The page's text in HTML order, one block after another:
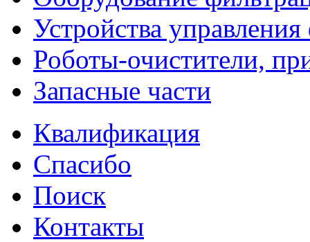
Устройства
Роботы-очистители,
Запасные части
Квалификация
Спасибо
Поиск
Контакты